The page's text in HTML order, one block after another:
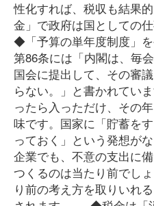
性化すれば、税収も結果
金」で政府は国としての
◆「予算の単年度制度」
第86条には「内閣は、毎
国会に提出して、その審
らない。」と書かれてい
ったら入っただけ、その
味です。国家に「貯蓄を
っておく」という発想が
企業でも、不意の支出に
つくるのは当たり前でし
り前の考え方を取りいれ